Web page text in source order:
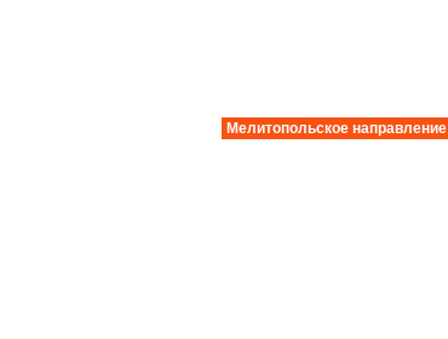
Мелитопольское направление